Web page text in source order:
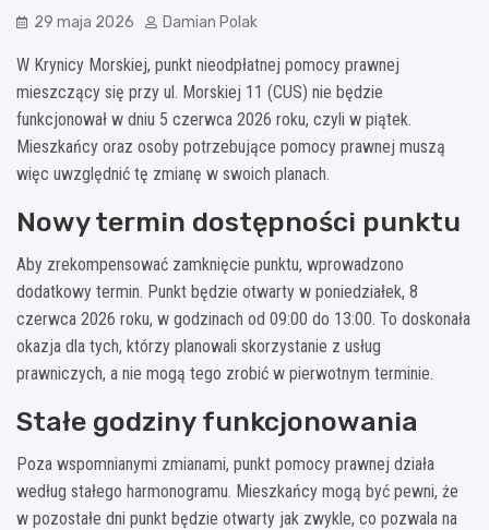
29 maja 2026 Damian Polak
W Krynicy Morskiej, punkt nieodpłatnej pomocy prawnej
mieszczący się przy ul. Morskiej 11 (CUS) nie będzie
funkcjonował w dniu 5 czerwca 2026 roku, czyli w piątek.
Mieszkańcy oraz osoby potrzebujące pomocy prawnej muszą
więc uwzględnić tę zmianę w swoich planach.
Nowy termin dostępności punktu
Aby zrekompensować zamknięcie punktu, wprowadzono
dodatkowy termin. Punkt będzie otwarty w poniedziałek, 8
czerwca 2026 roku, w godzinach od 09:00 do 13:00. To doskonała
okazja dla tych, którzy planowali skorzystanie z usług
prawniczych, a nie mogą tego zrobić w pierwotnym terminie.
Stałe godziny funkcjonowania
Poza wspomnianymi zmianami, punkt pomocy prawnej działa
według stałego harmonogramu. Mieszkańcy mogą być pewni, że
w pozostałe dni punkt będzie otwarty jak zwykle, co pozwala na